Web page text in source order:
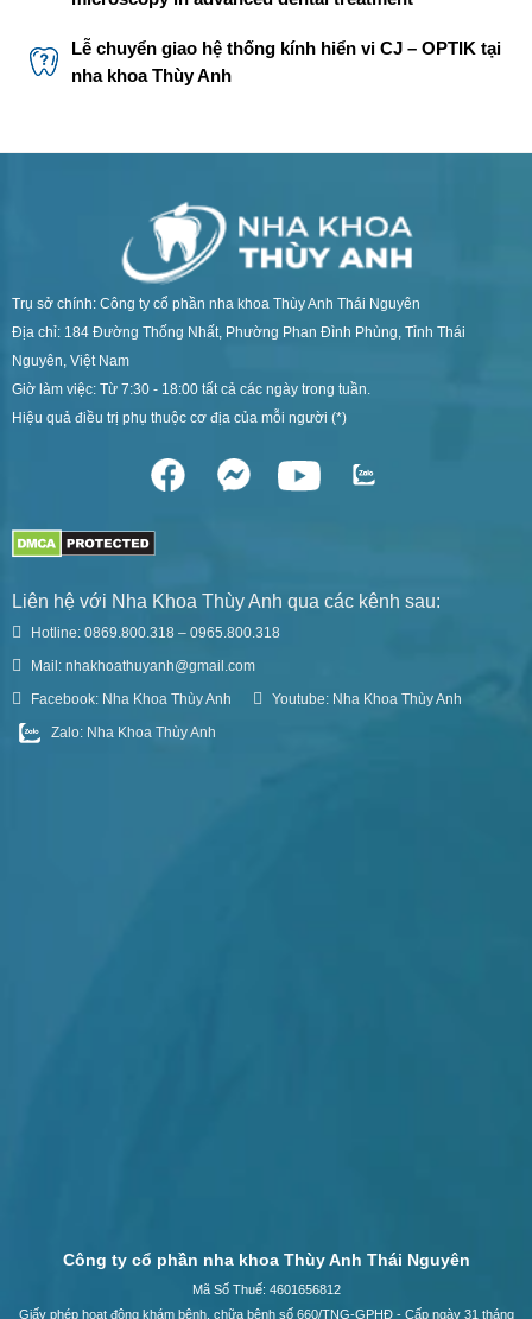
Lễ chuyển giao hệ thống kính hiển vi CJ – OPTIK tại
nha khoa Thùy Anh
Trụ sở chính: Công ty cổ phần nha khoa Thùy Anh Thái Nguyên
Địa chỉ: 184 Đường Thống Nhất, Phường Phan Đình Phùng, Tỉnh Thái
Nguyên, Việt Nam
Giờ làm việc: Từ 7:30 - 18:00 tất cả các ngày trong tuần.
Hiệu quả điều trị phụ thuộc cơ địa của mỗi người (*)
Liên hệ với Nha Khoa Thùy Anh qua các kênh sau:
Hotline: 0869.800.318 – 0965.800.318
Mail: nhakhoathuyanh@gmail.com
Facebook: Nha Khoa Thùy Anh
Youtube: Nha Khoa Thùy Anh
Zalo: Nha Khoa Thùy Anh
Công ty cổ phần nha khoa Thùy Anh Thái Nguyên
Mã Số Thuế: 4601656812
Giấy phép hoạt động khám bệnh, chữa bệnh số 660/TNG-GPHĐ - Cấp ngày 31 tháng